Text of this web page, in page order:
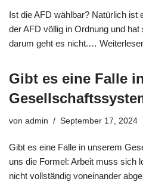
Ist die AFD wählbar? Natürlich ist
der AFD völlig in Ordnung und
darum geht es nicht.…
Gibt es eine Falle
von admin September 17, 2024
Gibt es eine Falle in unserem
uns die Formel: Arbeit muss sich
nicht vollständig voneinander